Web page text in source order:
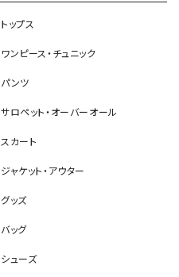
トップス
ワンピース・チュニック
パンツ
サロペット・オーバーオール
スカート
ジャケット・アウター
グッズ
バッグ
シューズ